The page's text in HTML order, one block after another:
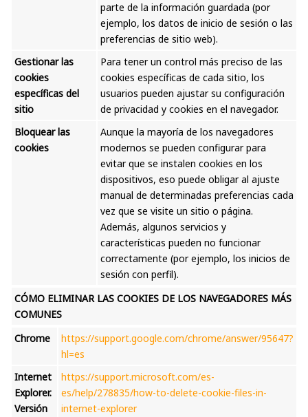
parte de la información guardada (por
ejemplo, los datos de inicio de sesión o las
preferencias de sitio web).
Gestionar las
cookies
específicas del
sitio
Para tener un control más preciso de las
cookies específicas de cada sitio, los
usuarios pueden ajustar su configuración
de privacidad y cookies en el navegador.
Bloquear las
cookies
Aunque la mayoría de los navegadores
modernos se pueden configurar para
evitar que se instalen cookies en los
dispositivos, eso puede obligar al ajuste
manual de determinadas preferencias cada
vez que se visite un sitio o página.
Además, algunos servicios y
características pueden no funcionar
correctamente (por ejemplo, los inicios de
sesión con perfil).
CÓMO ELIMINAR LAS COOKIES DE LOS NAVEGADORES MÁS
COMUNES
Chrome
https://support.google.com/chrome/answer/95647?
hl=es
Internet
Explorer.
Versión
https://support.microsoft.com/es-
es/help/278835/how-to-delete-cookie-files-in-
internet-explorer